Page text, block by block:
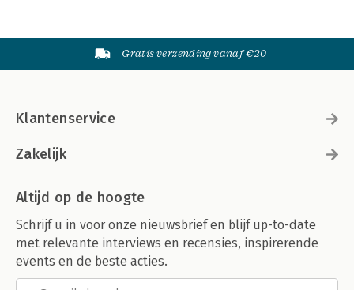
Gratis verzending vanaf €20
Klantenservice
Zakelijk
Altijd op de hoogte
Schrijf u in voor onze nieuwsbrief en blijf up-to-date
met relevante interviews en recensies, inspirerende
events en de beste acties.